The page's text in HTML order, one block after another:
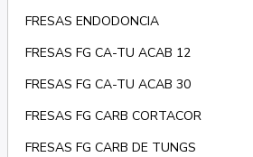
FRESAS ENDODONCIA
FRESAS FG CA-TU ACAB 12
FRESAS FG CA-TU ACAB 30
FRESAS FG CARB CORTACOR
FRESAS FG CARB DE TUNGS